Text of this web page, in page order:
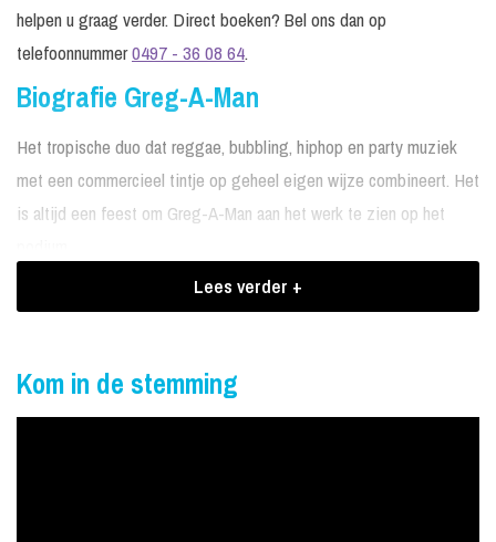
helpen u graag verder. Direct boeken? Bel ons dan op
telefoonnummer0497 - 36 08 64.
Biografie Greg-A-Man
Het tropische duo dat reggae, bubbling, hiphop en party muziek
met een commercieel tintje op geheel eigen wijze combineert. Het
is altijd een feest om Greg-A-Man aan het werk te zien op het
Greg-A-Man heeft een hoog entertainment gehalte en is een
Hun allereerste optreden in april 2012 was direct een groot succes.
Lees verder +
Kom in de stemming